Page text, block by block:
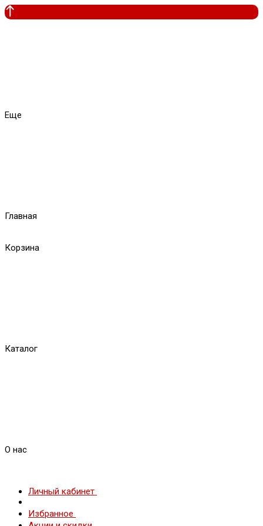
Еще
Главная
Корзина
Каталог
О нас
Личный кабинет
Избранное